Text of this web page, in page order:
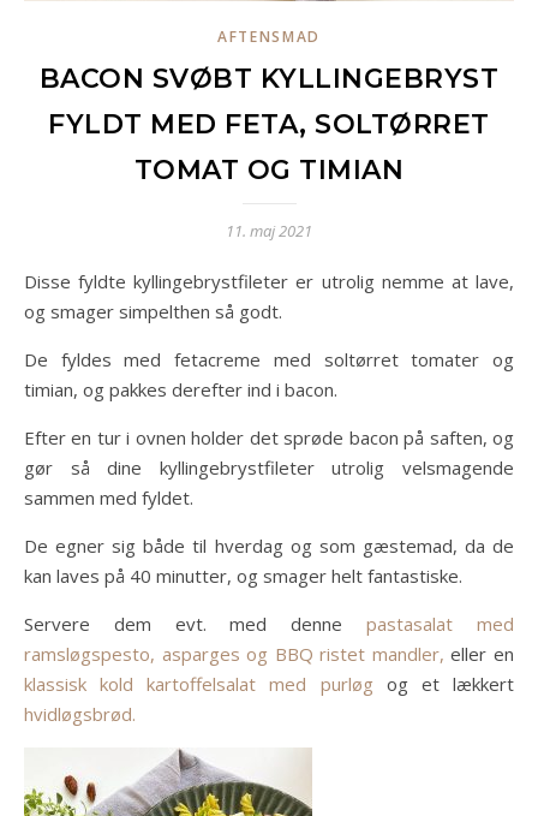
AFTENSMAD
BACON SVØBT KYLLINGEBRYST
FYLDT MED FETA, SOLTØRRET
TOMAT OG TIMIAN
11. maj 2021
Disse fyldte kyllingebrystfileter er utrolig nemme at lave,
og smager simpelthen så godt.
De fyldes med fetacreme med soltørret tomater og
timian, og pakkes derefter ind i bacon.
Efter en tur i ovnen holder det sprøde bacon på saften, og
gør så dine kyllingebrystfileter utrolig velsmagende
sammen med fyldet.
De egner sig både til hverdag og som gæstemad, da de
kan laves på 40 minutter, og smager helt fantastiske.
Servere dem evt. med dennepastasalat med
ramsløgspesto, asparges og BBQ ristet mandler, eller en
klassisk kold kartoffelsalat med purløg og et lækkert
hvidløgsbrød.